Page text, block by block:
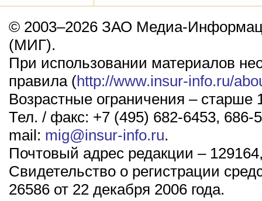
© 2003–2026 ЗАО Медиа-
(МИГ).
При использовании материалов
правила (http://www.insur-info.ru/
Возрастные ограничения – старше
Тел. / факс: +7 (495) 682-6453, 686-
mail: mig@insur-info.ru.
Почтовый адрес редакции –
Свидетельство о регистрации
26586 от 22 декабря 2006 года.